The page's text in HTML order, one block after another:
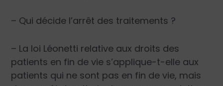
– Qui décide l’arrêt des traitements ?
– La loi Léonetti relative aux droits des
patients en fin de vie s’applique-t-elle aux
patients qui ne sont pas en fin de vie, mais